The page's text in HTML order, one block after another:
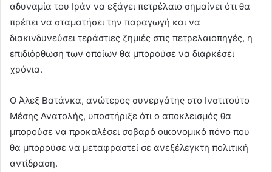
αδυναμία του Ιράν να εξάγει πετρέλαιο σημαίνει ότι θα
πρέπει να σταματήσει την παραγωγή και να
διακινδυνεύσει τεράστιες ζημιές στις πετρελαιοπηγές, η
επιδιόρθωση των οποίων θα μπορούσε να διαρκέσει
χρόνια.
Ο Άλεξ Βατάνκα, ανώτερος συνεργάτης στο Ινστιτούτο
Μέσης Ανατολής, υποστήριξε ότι ο αποκλεισμός θα
μπορούσε να προκαλέσει σοβαρό οικονομικό πόνο που
θα μπορούσε να μεταφραστεί σε ανεξέλεγκτη πολιτική
αντίδραση.